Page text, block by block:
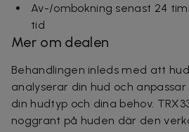
Av-/ombokning senast 24
tid
Mer om dealen
Behandlingen inleds med att
analyserar din hud och
din hudtyp och dina behov.
noggrant på huden där den